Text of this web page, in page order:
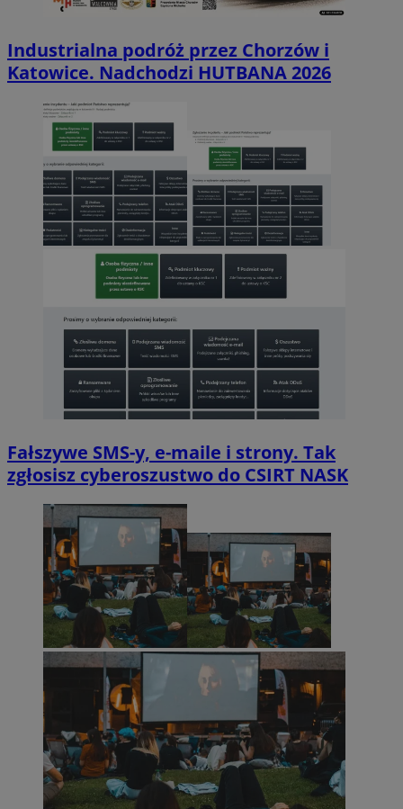
Industrialna podróż przez Chorzów i
Katowice. Nadchodzi HUTBANA 2026
Fałszywe SMS-y, e-maile i strony. Tak
zgłosisz cyberoszustwo do CSIRT NASK